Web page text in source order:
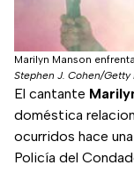
Marilyn Manson
Stephen J. Cohen/Getty
El cantante
doméstica
ocurridos hace
Policía del